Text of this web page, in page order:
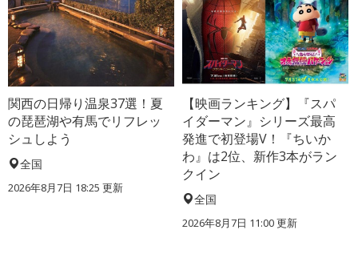
関西の日帰り温泉37選！夏
の琵琶湖や有馬でリフレッ
シュしよう
全国
2026年8月7日 18:25 更新
【映画ランキング】『スパ
イダーマン』シリーズ最高
発進で初登場V！『ちいか
わ』は2位、新作3本がラン
クイン
全国
2026年8月7日 11:00更新